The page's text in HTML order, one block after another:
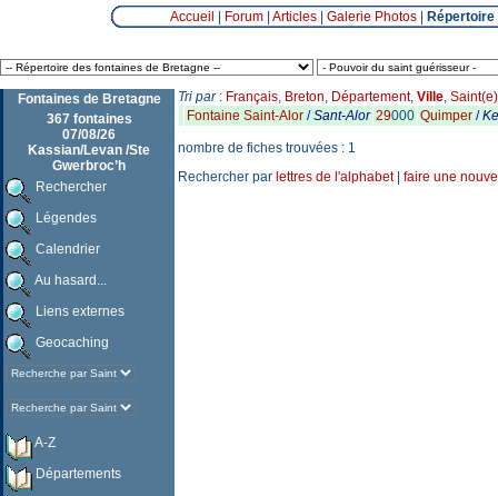
Accueil Forum| Articles| Galerie Photos|
Fontaines de Bretagne
367 fontaines
07/08/26
Kassian/Levan /Ste
Gwerbroc’h
Rechercher
Légendes
Calendrier
Au hasard...
Liens externes
Geocaching
A-Z
Départements
Tri par: Français, Breton, Département, Ville, Saint(e)
Fontaine Saint-Alor /Sant-Alor 29000 Quimper /
nombre de fiches trouvées : 1
Rechercher par lettres de l'alphabet| faire une